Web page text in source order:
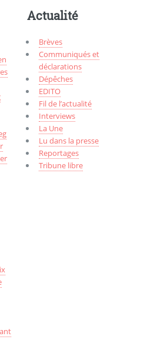
Actualité
Brèves
Communiqués et
déclarations
Dépêches
EDITO
Fil de l’actualité
Interviews
La Une
Lu dans la presse
Reportages
Tribune libre